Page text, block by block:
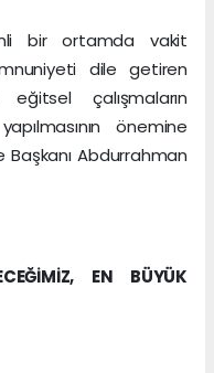
bir ortamda vakit
dile getiren
çalışmaların
önemine
Abdurrahman
EN BÜYÜK